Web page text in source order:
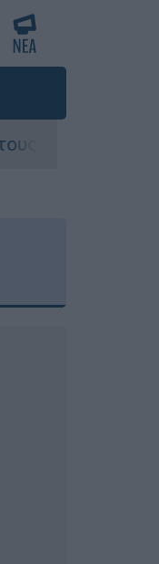
τουριστριών -